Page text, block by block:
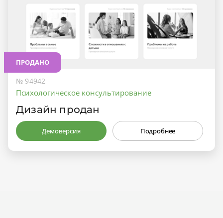
ПРОДАНО
№ 94942
Психологическое консультирование
Дизайн продан
Демоверсия Подробнее